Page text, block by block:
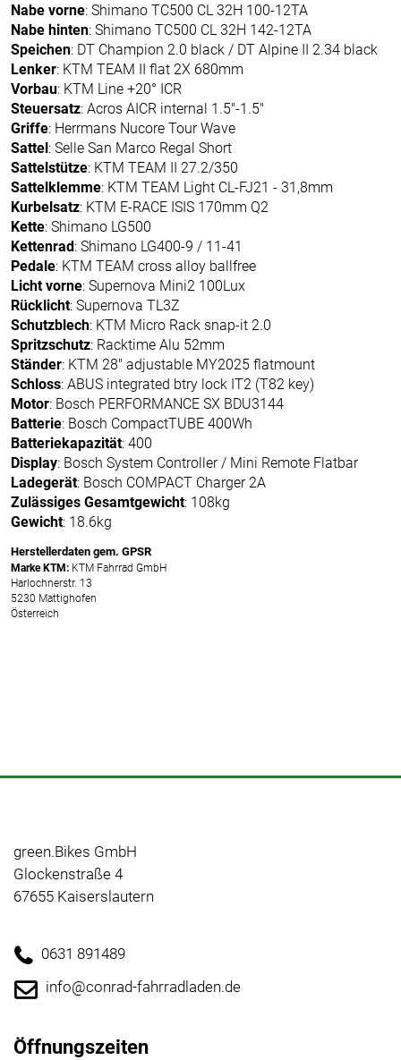
Nabe vorne: Shimano TC500 CL 32H 100-12TA
Nabe hinten: Shimano TC500 CL 32H 142-12TA
Speichen: DT Champion 2.0 black / DT Alpine II 2.34 black
Lenker: KTM TEAM II flat 2X 680mm
Vorbau: KTM Line +20° ICR
Steuersatz: Acros AICR internal 1.5"-1.5"
Griffe: Herrmans Nucore Tour Wave
Sattel: Selle San Marco Regal Short
Sattelstütze: KTM TEAM II 27.2/350
Sattelklemme: KTM TEAM Light CL-FJ21 - 31,8mm
Kurbelsatz: KTM E-RACE ISIS 170mm Q2
Kette: Shimano LG500
Kettenrad: Shimano LG400-9 / 11-41
Pedale: KTM TEAM cross alloy ballfree
Licht vorne: Supernova Mini2 100Lux
Rücklicht: Supernova TL3Z
Schutzblech: KTM Micro Rack snap-it 2.0
Spritzschutz: Racktime Alu 52mm
Ständer: KTM 28" adjustable MY2025 flatmount
Schloss: ABUS integrated btry lock IT2 (T82 key)
Motor: Bosch PERFORMANCE SX BDU3144
Batterie: Bosch CompactTUBE 400Wh
Batteriekapazität: 400
Display: Bosch System Controller / Mini Remote Flatbar
Ladegerät: Bosch COMPACT Charger 2A
Zulässiges Gesamtgewicht: 108kg
Gewicht: 18.6kg
Herstellerdaten gem. GPSR
Marke KTM: KTM Fahrrad GmbH
Harlochnerstr. 13
5230 Mattighofen
Österreich
green.Bikes GmbH
Glockenstraße 4
67655 Kaiserslautern
0631 891489
info@conrad-fahrradladen.de
Öffnungszeiten